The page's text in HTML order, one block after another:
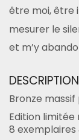
être moi, être
mesurer le
et m’y
DESCRIPTION
Bronze
Edition limitée
8 exemplaires